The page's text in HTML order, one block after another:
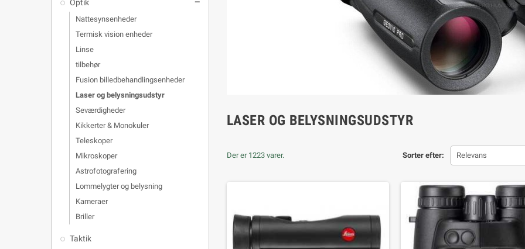
Optik remove
Nattesynsenheder
Termisk vision enheder
Linse
tilbehør
Fusion billedbehandlingsenheder
Laser og belysningsudstyr
Seværdigheder
Kikkerter & Monokuler
Teleskoper
Mikroskoper
Astrofotografering
Lommelygter og belysning
Kameraer
Briller
Taktik
LASER OG BELYSNINGSUDSTYR
Sorter efter: Relevans
Der er 1223 varer.